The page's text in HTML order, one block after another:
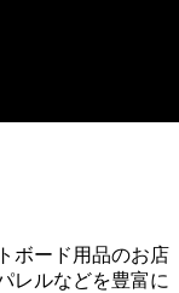
ボード用品のお店
レルなどを豊富に